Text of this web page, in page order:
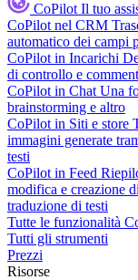
CoPilot Il tuo
CoPilot nel CRM
automatico dei campi
CoPilot in Incarichi
di controllo e
CoPilot in Chat Una
brainstorming e altro
CoPilot in Siti e store
immagini generate
testi
CoPilot in Feed
modifica e creazione
traduzione di testi
Tutte le funzionalità
Tutti gli strumenti
Prezzi
Risorse